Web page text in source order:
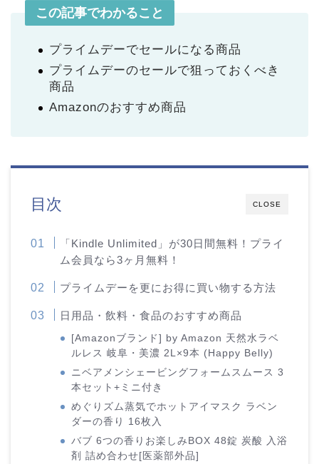
この記事でわかること
プライムデーでセールになる商品
プライムデーのセールで狙っておくべき
商品
Amazonのおすすめ商品
CLOSE
目次
「Kindle Unlimited」が30日間無料！プライ
ム会員なら3ヶ月無料！
プライムデーを更にお得に買い物する方法
日用品・飲料・食品のおすすめ商品
[Amazonブランド] by Amazon 天然水ラベ
ルレス 岐阜・美濃 2L×9本 (Happy Belly)
ニベアメンシェービングフォームスムース 3
本セット+ミニ付き
めぐりズム蒸気でホットアイマスク ラベン
ダーの香り 16枚入
バブ 6つの香りお楽しみBOX 48錠 炭酸 入浴
剤 詰め合わせ[医薬部外品]